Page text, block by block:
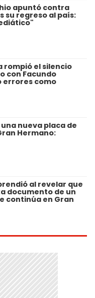
apuntó contra
su regreso al país:
rompió el silencio
con Facundo
errores como
nueva placa de
Hermano:
al revelar que
documento de un
continúa en Gran